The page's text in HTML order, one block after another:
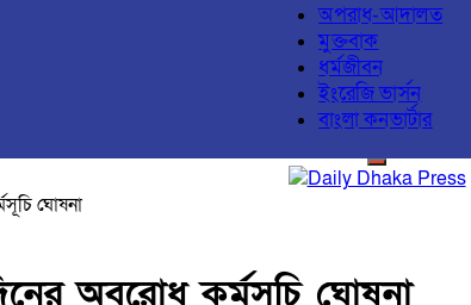
অপরাধ-আদালত
মুক্তবাক
ধর্মজীবন
ইংরেজি ভার্সন
বাংলা কনভার্টার
ঘোষনা
অবরোধ কর্মসূচি ঘোষনা